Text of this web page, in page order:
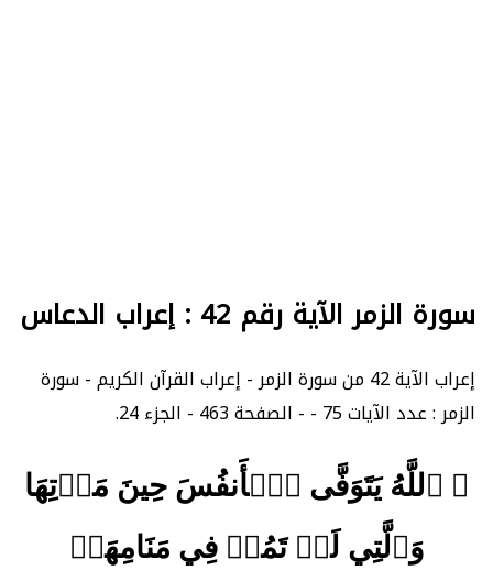
سورة الزمر الآية رقم 42 : إعراب الدعاس
إعراب الآية 42 من سورة الزمر - إعراب القرآن الكريم - سورة
الزمر : عدد الآيات 75 - - الصفحة 463 - الجزء 24.
﴿ ٱللَّهُ يَتَوَفَّى ٱلۡأَنفُسَ حِينَ مَوۡتِهَا
وَٱلَّتِي لَمۡ تَمُتۡ فِي مَنَامِهَاۖ